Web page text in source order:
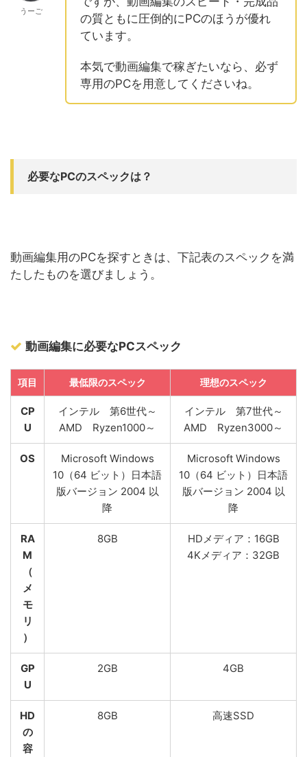
うーご
の質ともに圧倒的にPCのほうが優れ
ています。
本気で動画編集で稼ぎたいなら、必ず
専用のPCを用意してくださいね。
必要なPCのスペックは？
動画編集用のPCを探すときは、下記表のスペックを満
たしたものを選びましょう。
動画編集に必要なPCスペック
項目 最低限のスペック 理想のスペック
CP
U
インテル 第6世代～
AMD Ryzen1000～
インテル 第7世代～
AMD Ryzen3000～
OS
Microsoft Windows
10（64 ビット）日本語
版バージョン 2004 以
降
Microsoft Windows
10（64 ビット）日本語
版バージョン 2004 以
降
RA
M
（
メ
モ
リ
）
8GB
HDメディア：16GB
4Kメディア：32GB
GP
U
2GB 4GB
HD
の
容
8GB 高速SSD